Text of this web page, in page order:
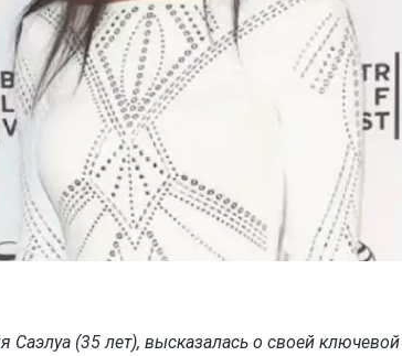
Саэлуа (35 лет), высказалась о своей ключевой